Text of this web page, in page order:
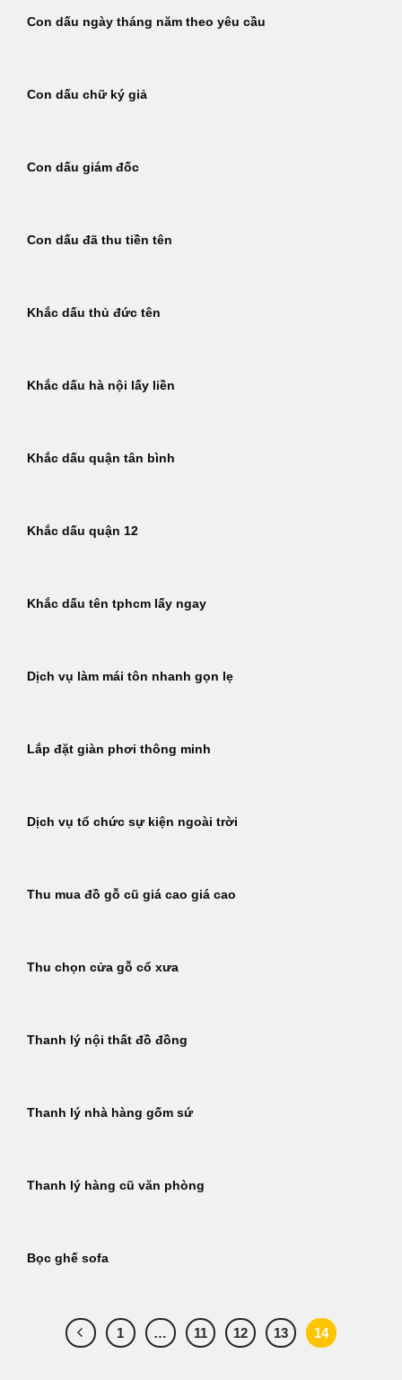
Con dấu ngày tháng năm theo yêu cầu
Con dấu chữ ký giả
Con dấu giám đốc
Con dấu đã thu tiền tên
Khắc dấu thủ đức tên
Khắc dấu hà nội lấy liền
Khắc dấu quận tân bình
Khắc dấu quận 12
Khắc dấu tên tphcm lấy ngay
Dịch vụ làm mái tôn nhanh gọn lẹ
Lắp đặt giàn phơi thông minh
Dịch vụ tổ chức sự kiện ngoài trời
Thu mua đồ gỗ cũ giá cao giá cao
Thu chọn cửa gỗ cổ xưa
Thanh lý nội thất đồ đồng
Thanh lý nhà hàng gốm sứ
Thanh lý hàng cũ văn phòng
Bọc ghế sofa
1 … 11 12 13 14